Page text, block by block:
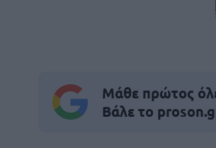
Μάθε πρώτος
Βάλε το